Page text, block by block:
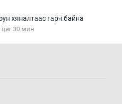
хяналтаас гарч байна
30 мин
00 мин